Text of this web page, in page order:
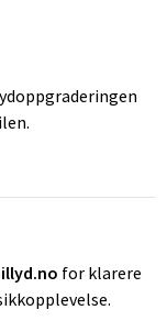
for klarere